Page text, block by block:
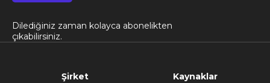
Dilediğiniz zaman kolayca abonelikten
çıkabilirsiniz.
Şirket Kaynaklar